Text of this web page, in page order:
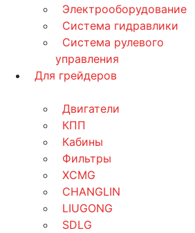
Электрооборудование
Система гидравлики
Система рулевого
управления
Для грейдеров
Двигатели
КПП
Кабины
Фильтры
XCMG
CHANGLIN
LIUGONG
SDLG